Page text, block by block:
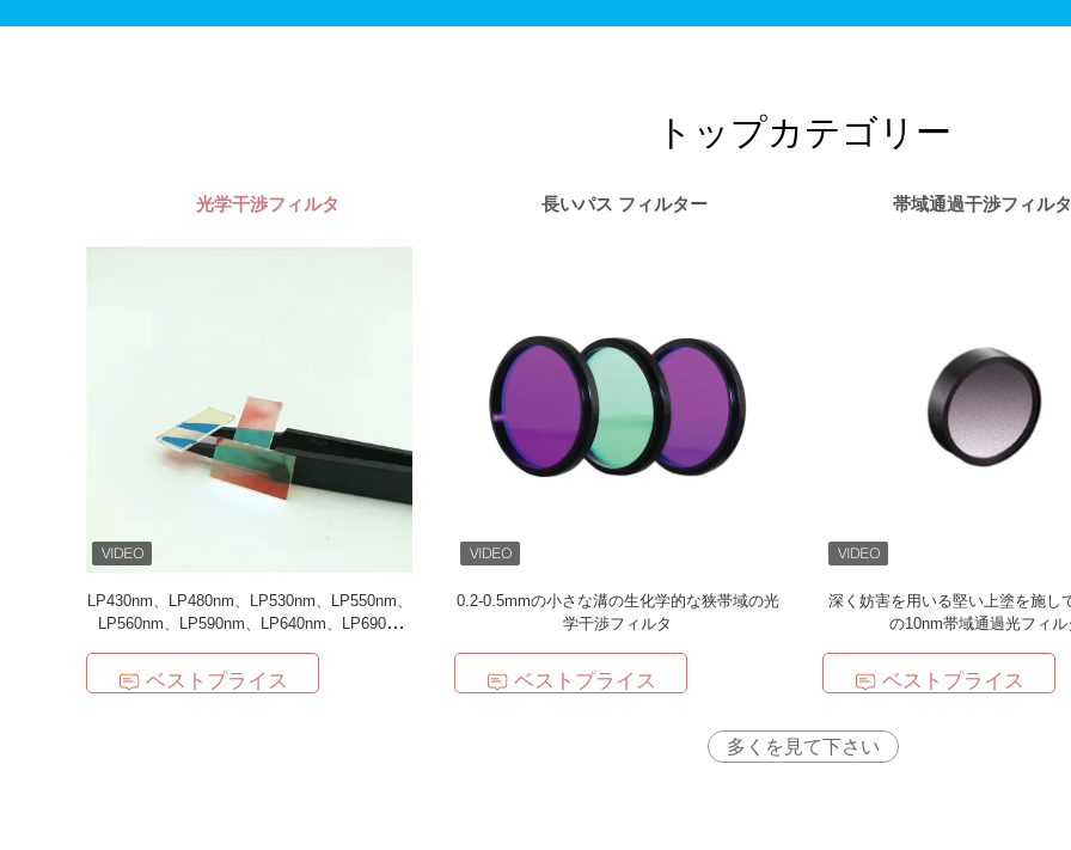
トップカテゴリー
光学干渉フィルタ 長いパス フィルター 帯域通過干渉フィルタ
LP430nm、LP480nm、LP530nm、LP550nm、
LP560nm、LP590nm、LP640nm、LP690、
ベストプライス
0.2-0.5mmの小さな溝の生化学的な狭帯域の光
学干渉フィルタ
ベストプライス
深く妨害を用いる堅い上塗を施し
の10nm帯域通過光フィル
ベストプライス
多くを見て下さい